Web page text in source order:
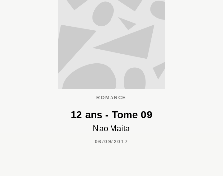
ROMANCE
12 ans - Tome 09
Nao Maita
06/09/2017